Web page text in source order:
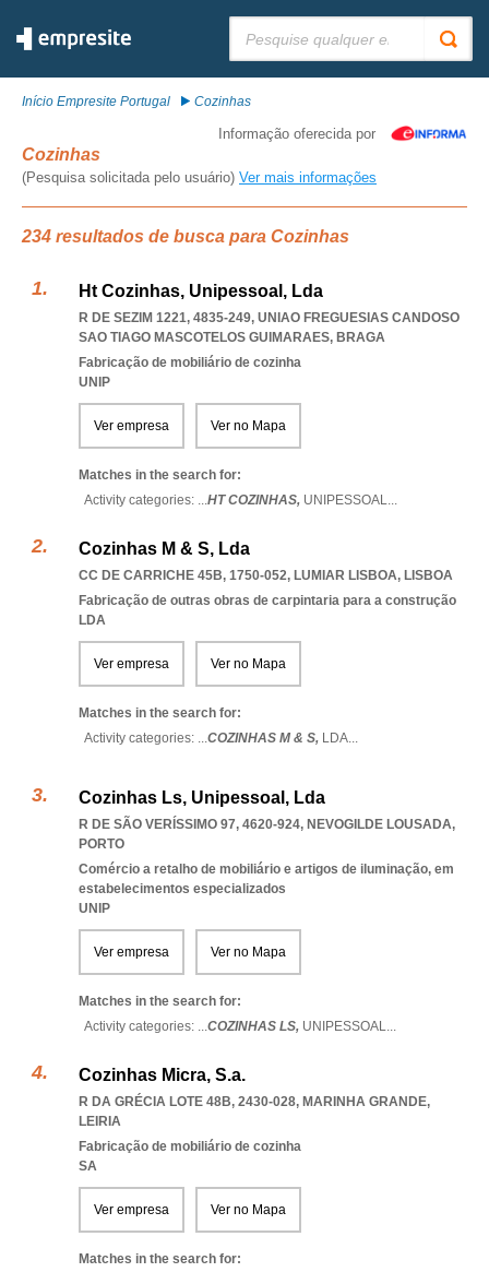
Início Empresite Portugal Cozinhas
Informação oferecida por
Cozinhas
(Pesquisa solicitada pelo usuário) Ver mais informações
234 resultados de busca para Cozinhas
Ht Cozinhas, Unipessoal, Lda
R DE SEZIM 1221, 4835-249, UNIAO FREGUESIAS CANDOSO
SAO TIAGO MASCOTELOS GUIMARAES, BRAGA
Fabricação de mobiliário de cozinha
UNIP
Ver empresa Ver no Mapa
Matches in the search for:
Activity categories: ...HT COZINHAS, UNIPESSOAL...
Cozinhas M & S, Lda
CC DE CARRICHE 45B, 1750-052, LUMIAR LISBOA, LISBOA
Fabricação de outras obras de carpintaria para a construção
LDA
Ver empresa Ver no Mapa
Matches in the search for:
Activity categories: ...COZINHAS M & S, LDA...
Cozinhas Ls, Unipessoal, Lda
R DE SÃO VERÍSSIMO 97, 4620-924, NEVOGILDE LOUSADA,
PORTO
Comércio a retalho de mobiliário e artigos de iluminação, em
estabelecimentos especializados
UNIP
Ver empresa Ver no Mapa
Matches in the search for:
Activity categories: ...COZINHAS LS, UNIPESSOAL...
Cozinhas Micra, S.a.
R DA GRÉCIA LOTE 48B, 2430-028, MARINHA GRANDE,
LEIRIA
Fabricação de mobiliário de cozinha
SA
Ver empresa Ver no Mapa
Matches in the search for: